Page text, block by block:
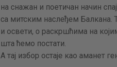
на снажан и поетичан начин
са митским наслеђем Балкана.
и освети, о раскршћима на
шта ћемо постати.
А тај избор остаје као аманет